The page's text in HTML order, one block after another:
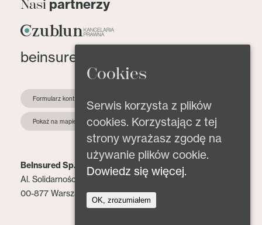
Nasi partnerzy
beinsured@beinsured.pl
Formularz kontaktowy
Pokaż na mapie
BeInsured Sp. z o.o.
Al. Solidarności 153 lok. 2
00-877 Warszawa
Cookies
Serwis korzysta z plików
cookies. Korzystając z tej
strony wyrażasz zgodę na
używanie plików cookie.
Dowiedz się więcej.
OK, zrozumiałem